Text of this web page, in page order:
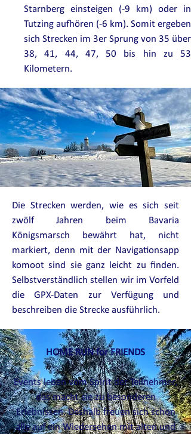
Starnberg einsteigen (-9 km) oder in
Tutzing aufhören (-6 km). Somit ergeben
sich Strecken im 3er Sprung von 35 über
38, 41, 44, 47, 50 bis hin zu 53
Kilometern.
Die Strecken werden, wie es sich seit
zwölfJahren beim Bavaria
Königsmarsch bewährt hat, nicht
markiert, denn mit der Navigationsapp
komoot sind sie ganz leicht zu finden.
Selbstverständlich stellen wir im Vorfeld
die GPX-Daten zur Verfügung und
beschreiben die Strecke ausführlich.
HOME RUN for FRIENDS
Events leben vom Spirit derTeilnehmer,
das macht sie zu besonderen
Erlebnissen. Deshalb freuen sich schon
alle auf ein Wiedersehen mit alten und